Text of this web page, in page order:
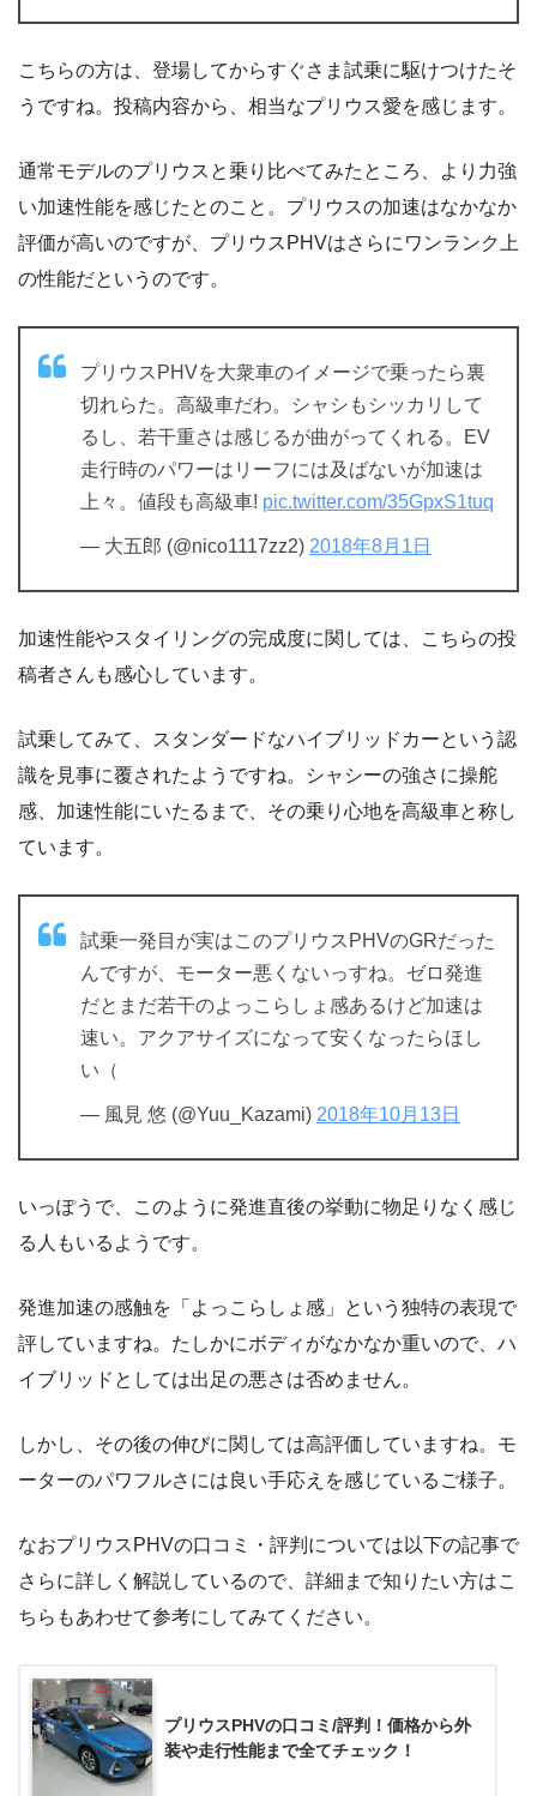
こちらの方は、登場してからすぐさま試乗に駆けつけたそ
うですね。投稿内容から、相当なプリウス愛を感じます。
通常モデルのプリウスと乗り比べてみたところ、より力強
い加速性能を感じたとのこと。プリウスの加速はなかなか
評価が高いのですが、プリウスPHVはさらにワンランク上
の性能だというのです。
プリウスPHVを大衆車のイメージで乗ったら裏
切れらた。高級車だわ。シャシもシッカリして
るし、若干重さは感じるが曲がってくれる。EV
走行時のパワーはリーフには及ばないが加速は
上々。値段も高級車! pic.twitter.com/35GpxS1tuq
— 大五郎 (@nico1117zz2) 2018年8月1日
加速性能やスタイリングの完成度に関しては、こちらの投
稿者さんも感心しています。
試乗してみて、スタンダードなハイブリッドカーという認
識を見事に覆されたようですね。シャシーの強さに操舵
感、加速性能にいたるまで、その乗り心地を高級車と称し
ています。
試乗一発目が実はこのプリウスPHVのGRだった
んですが、モーター悪くないっすね。ゼロ発進
だとまだ若干のよっこらしょ感あるけど加速は
速い。アクアサイズになって安くなったらほし
い（
— 風見 悠 (@Yuu_Kazami) 2018年10月13日
いっぽうで、このように発進直後の挙動に物足りなく感じ
る人もいるようです。
発進加速の感触を「よっこらしょ感」という独特の表現で
評していますね。たしかにボディがなかなか重いので、ハ
イブリッドとしては出足の悪さは否めません。
しかし、その後の伸びに関しては高評価していますね。モ
ーターのパワフルさには良い手応えを感じているご様子。
なおプリウスPHVの口コミ・評判については以下の記事で
さらに詳しく解説しているので、詳細まで知りたい方はこ
ちらもあわせて参考にしてみてください。
プリウスPHVの口コミ/評判！価格から外
装や走行性能まで全てチェック！